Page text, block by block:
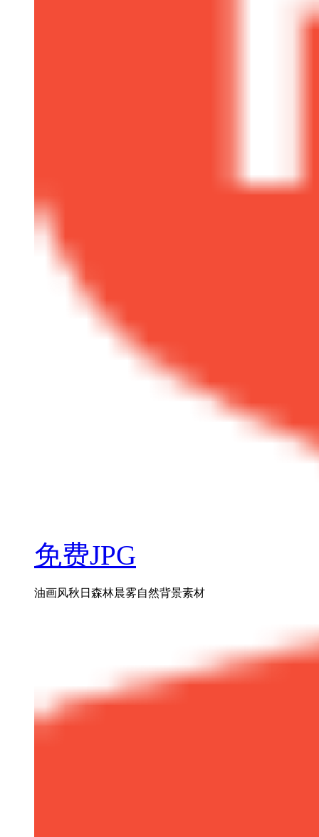
免费JPG
油画风秋日森林晨雾自然背景素材